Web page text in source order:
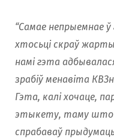
“Самае непрыемнае
хтосьці скраў
намі гэта
зрабіў менавіта
Гэта, калі хочаце,
этыкету, таму што
спрабаваў